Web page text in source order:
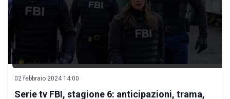
02 febbraio 2024 14:00
Serie tv FBI, stagione 6: anticipazioni, trama,